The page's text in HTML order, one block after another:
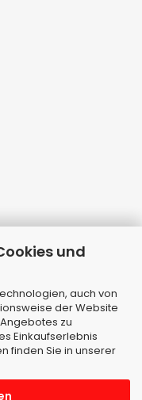
und
auch von
der Website
zu
Einkaufserlebnis
finden Sie in unserer